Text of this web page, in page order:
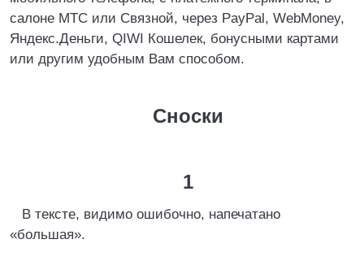
салоне МТС или Связной, через PayPal, WebMoney,
Яндекс.Деньги, QIWI Кошелек, бонусными картами
или другим удобным Вам способом.
Сноски
1
В тексте, видимо ошибочно, напечатано
«большая».